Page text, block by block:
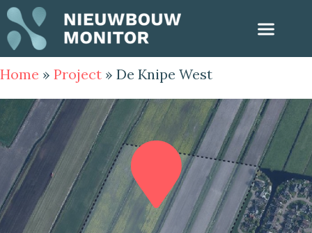
Home » Project » De Knipe West